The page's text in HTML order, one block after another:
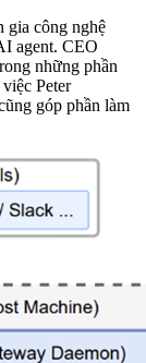
gia công nghệ
agent. CEO
những phần
Peter
góp phần làm